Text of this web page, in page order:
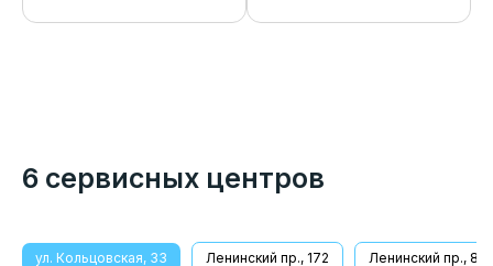
6 сервисных центров
ул. Кольцовская, 33 Ленинский пр., 172 Ленинский пр., 8/1